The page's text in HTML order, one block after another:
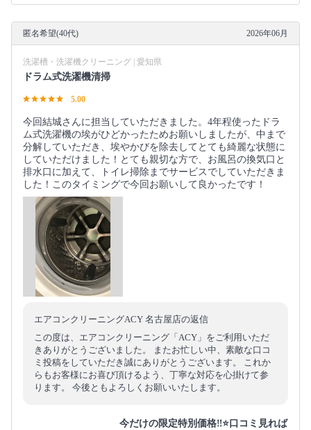
匿名希望(40代) 2026年06月
洗濯槽・洗濯機クリーニング | 愛知県
ドラム式洗濯機清掃
5.00
今回結城さんに担当していただきました。4年程使ったドラ
ム式洗濯機の埃がひどかったためお願いしましたが、中まで
分解していただき、埃やかびを除去してとても綺麗な状態に
していただけました！とても親切な方で、お風呂の換気口と
排水口に加えて、トイレ掃除までサービスでしていただきま
した！このタイミングで今回お願いして良かったです！
エアコンクリーニングACY 名古屋店の返信
この度は、エアコンクリーニング「ACY」をご利用いただ
きありがとうございました。 またお忙しい中、素敵な口コ
ミ投稿をしていただき誠にありがとうございます。 これか
らもお客様にお喜び頂けるよう、丁寧な対応を心掛けて参
ります。 今後ともよろしくお願いいたします。
今だけの限定特別価格‼️⭐口コミ見れば